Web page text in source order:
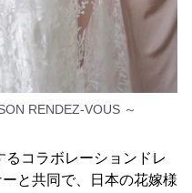
RENDEZ-VOUS ～
コラボレーションドレ
と共同で、日本の花嫁様